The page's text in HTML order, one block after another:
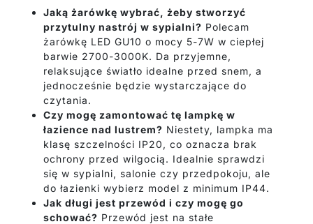
Jaką żarówkę wybrać, żeby stworzyć
przytulny nastrój w sypialni? Polecam
żarówkę LED GU10 o mocy 5-7W w ciepłej
barwie 2700-3000K. Da przyjemne,
relaksujące światło idealne przed snem, a
jednocześnie będzie wystarczające do
czytania.
Czy mogę zamontować tę lampkę w
łazience nad lustrem? Niestety, lampka ma
klasę szczelności IP20, co oznacza brak
ochrony przed wilgocią. Idealnie sprawdzi
się w sypialni, salonie czy przedpokoju, ale
do łazienki wybierz model z minimum IP44.
Jak długi jest przewód i czy mogę go
schować? Przewód jest na stałe